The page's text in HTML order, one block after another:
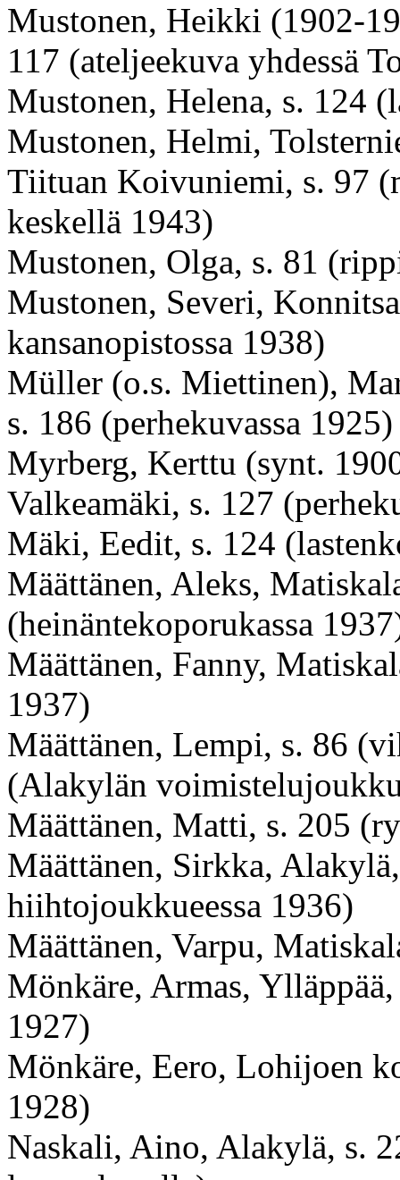
Mustonen, Heikki (1902-
117 (ateljeekuva yhdessä
Mustonen, Helena, s. 124
Mustonen, Helmi,
Tiituan Koivuniemi, s. 97
keskellä 1943)
Mustonen, Olga, s. 81
Mustonen, Severi,
kansanopistossa 1938)
Müller (o.s. Miettinen),
s. 186 (perhekuvassa 1925)
Myrberg, Kerttu (synt.
Valkeamäki, s. 127
Mäki, Eedit, s. 124
Määttänen, Aleks,
(heinäntekoporukassa
Määttänen, Fanny,
1937)
Määttänen, Lempi, s. 86
(Alakylän
Määttänen, Matti, s. 205
Määttänen, Sirkka,
hiihtojoukkueessa 1936)
Määttänen, Varpu,
Mönkäre, Armas,
1927)
Mönkäre, Eero, Lohijoen
1928)
Naskali, Aino, Alakylä, s.